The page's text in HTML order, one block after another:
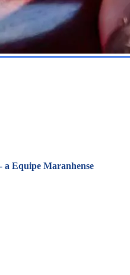
a Equipe Maranhense